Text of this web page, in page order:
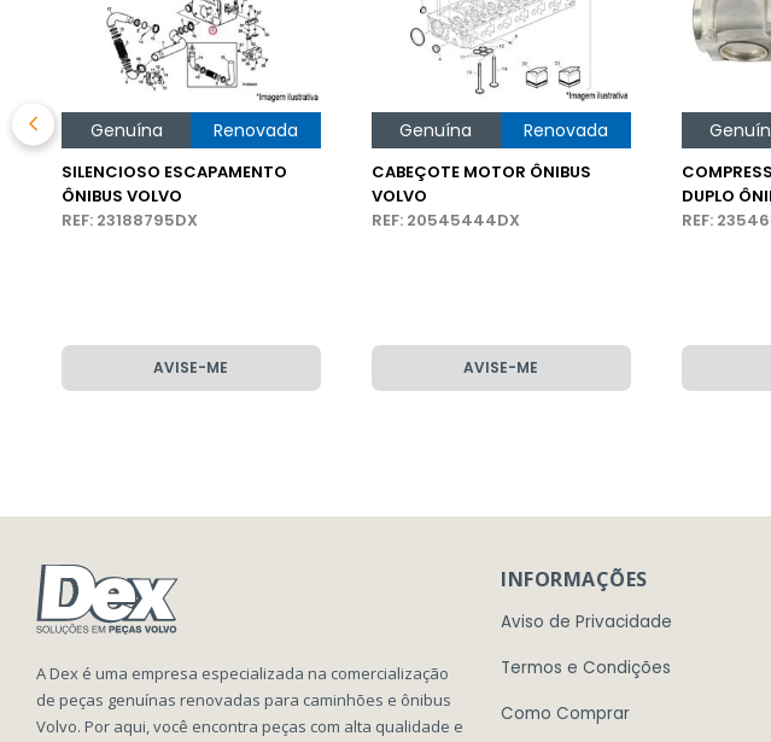
Genuína Renovada
SILENCIOSO ESCAPAMENTO
ÔNIBUS VOLVO
REF: 23188795DX
AVISE-ME
Genuína Renovada
CABEÇOTE MOTOR ÔNIBUS
VOLVO
REF: 20545444DX
AVISE-ME
DUPLO
REF:
A Dex é uma empresa especializada na comercialização
de peças genuínas renovadas para caminhões e ônibus
Volvo. Por aqui, você encontra peças com alta qualidade e
INFORMAÇÕES
Aviso de Privacidade
Termos e Condições
Como Comprar